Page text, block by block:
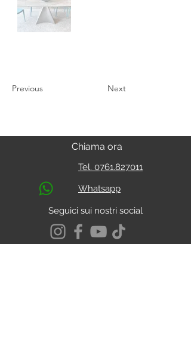
Previous Next
Chiama ora
Tel. 0761.827011
Whatsapp
Seguici sui nostri social